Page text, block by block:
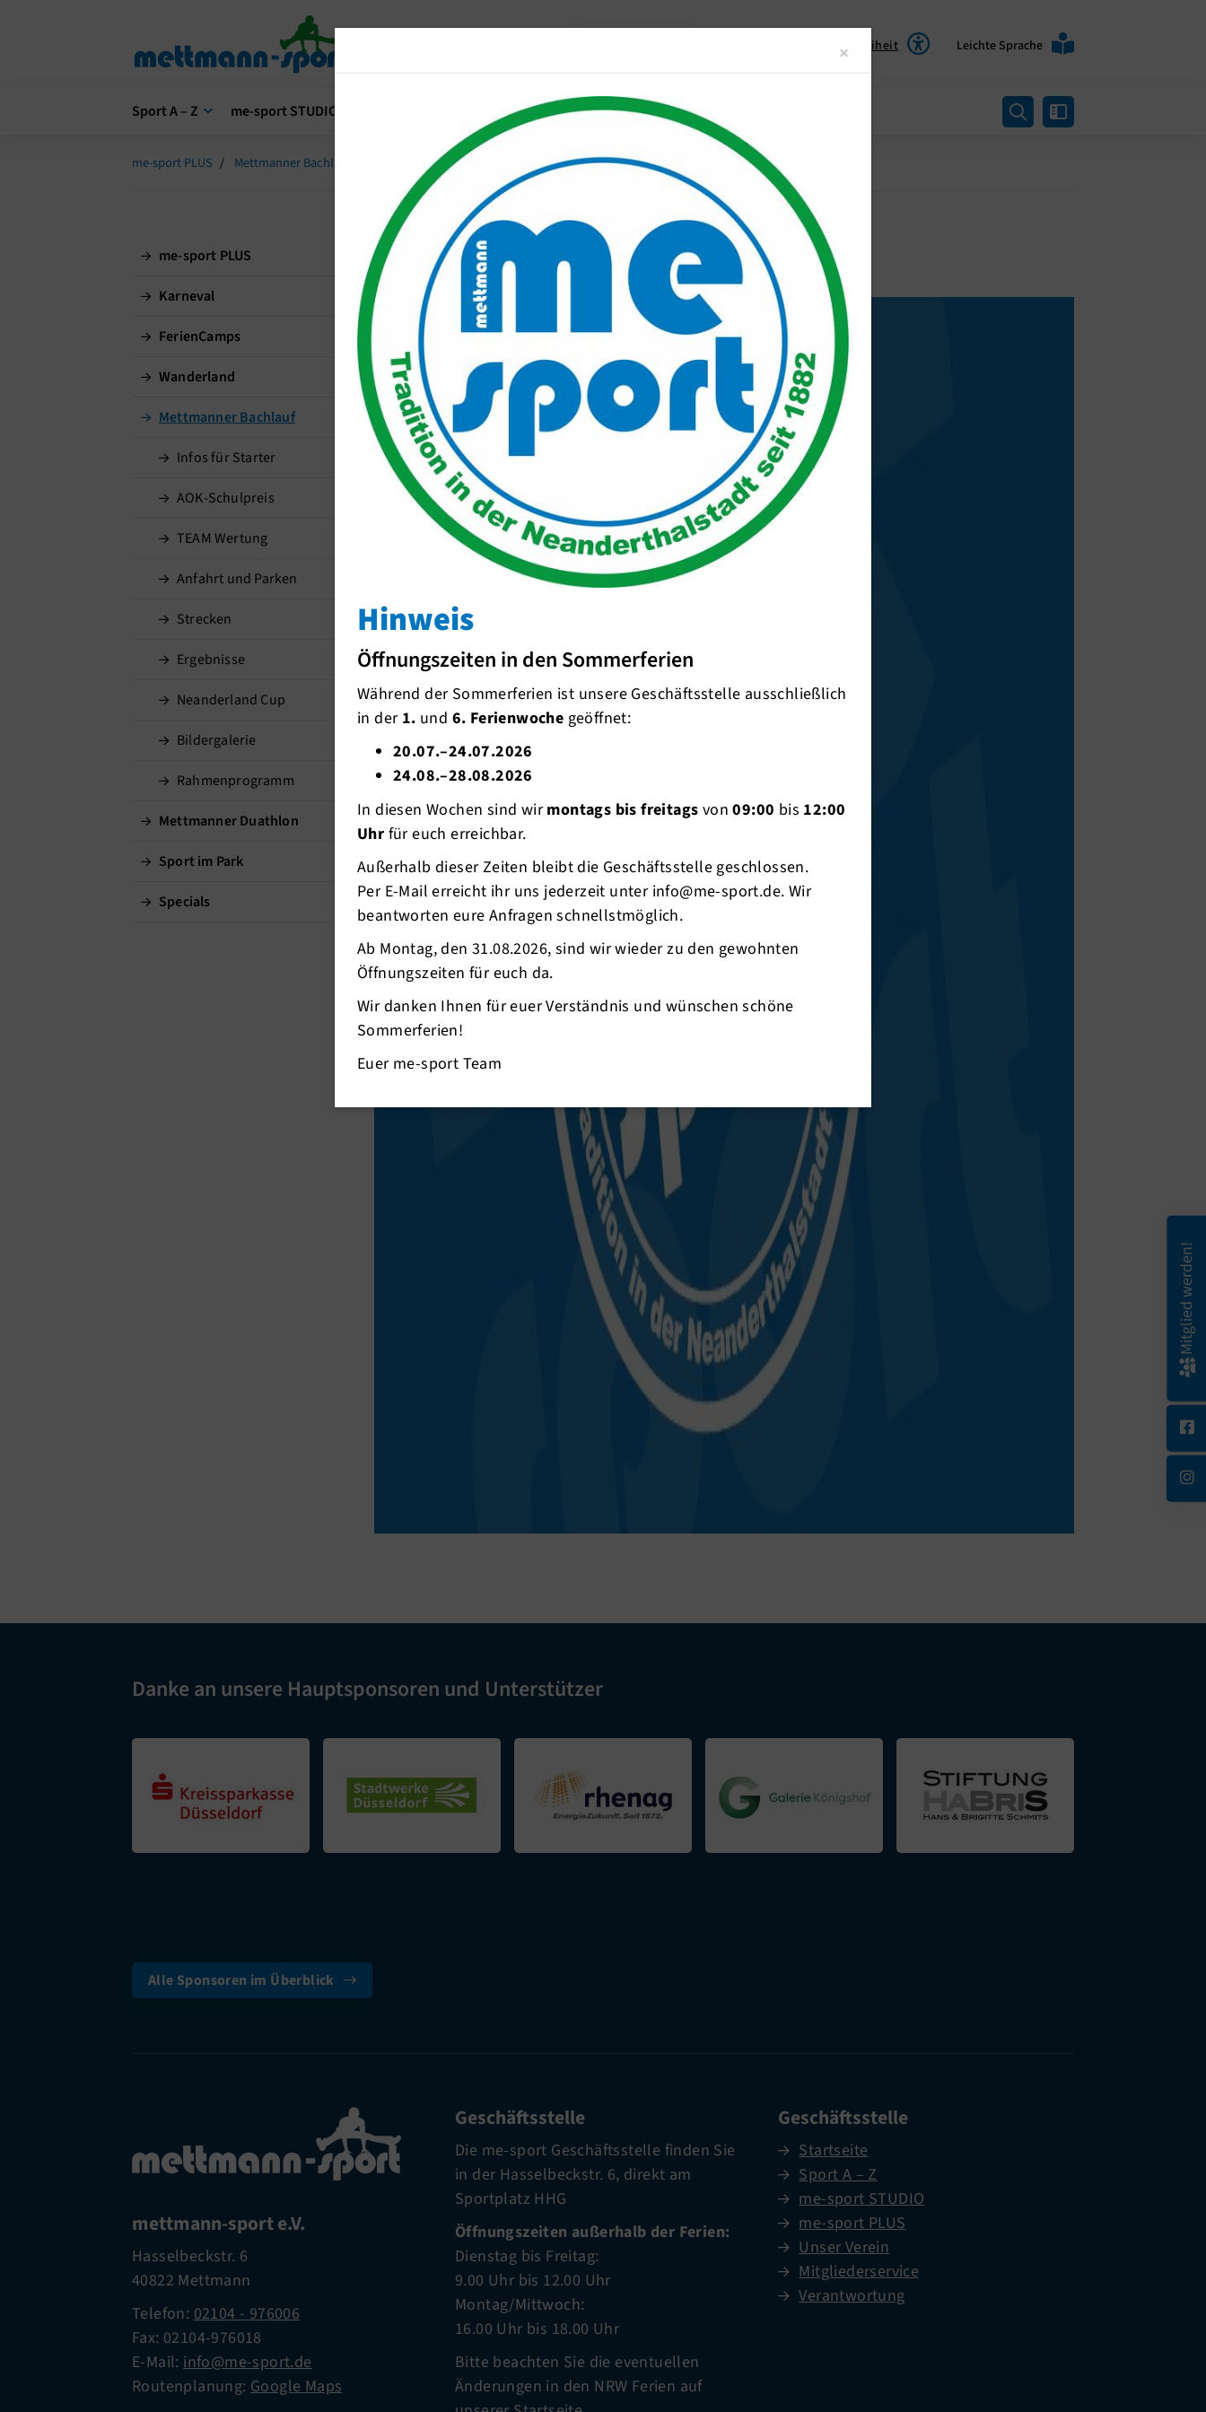
Barrierefreiheit Leichte Sprache
Sport A – Z me-sport STUDIO Unser Verein Mitgliederservice
me-sport PLUS Mettmanner Bachlauf Mini-Sportabzeichen
Mini-Sportabzeichen
me-sport PLUS
Karneval
FerienCamps
Wanderland
Mettmanner Bachlauf
Infos für Starter
AOK-Schulpreis
TEAM Wertung
Anfahrt und Parken
Strecken
Ergebnisse
Neanderland Cup
Bildergalerie
Rahmenprogramm
Mettmanner Duathlon
Sport im Park
Specials
Danke an unsere Hauptsponsoren und Unterstützer
Alle Sponsoren im Überblick
mettmann-sport e.V.
Hasselbeckstr. 6
40822 Mettmann
Telefon:02104 - 976006
Fax: 02104-976018
E-Mail:info@me-sport.de
Routenplanung:Google Maps
Geschäftsstelle
Die me-sport Geschäftsstelle finden Sie
in der Hasselbeckstr. 6, direkt am
Sportplatz HHG
Öffnungszeiten außerhalb der Ferien:
Dienstag bis Freitag:
9.00 Uhr bis 12.00 Uhr
Montag/Mittwoch:
16.00 Uhr bis 18.00 Uhr
Bitte beachten Sie die eventuellen
Änderungen in den NRW Ferien auf
Geschäftsstelle
Startseite
Sport A – Z
me-sport STUDIO
me-sport PLUS
Unser Verein
Mitgliederservice
Verantwortung
Mitglied werden!
× Close
Hinweis
Öffnungszeiten in den Sommerferien
Während der Sommerferien ist unsere Geschäftsstelle ausschließlich
in der1. und 6. Ferienwoche geöffnet:
20.07.–24.07.2026
24.08.–28.08.2026
In diesen Wochen sind wirmontags bis freitags von09:00 bis 12:00
Uhr für euch erreichbar.
Außerhalb dieser Zeiten bleibt die Geschäftsstelle geschlossen.
Per E-Mail erreicht ihr uns jederzeit unter info@me-sport.de. Wir
beantworten eure Anfragen schnellstmöglich.
Ab Montag, den 31.08.2026, sind wir wieder zu den gewohnten
Öffnungszeiten für euch da.
Wir danken Ihnen für euer Verständnis und wünschen schöne
Sommerferien!
Euer me-sport Team